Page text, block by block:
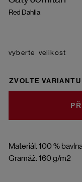
Red Dahlia
Materiál: 100 %
Gramáž: 160 g/m2
velikost
ZVOLTE VARIANTU